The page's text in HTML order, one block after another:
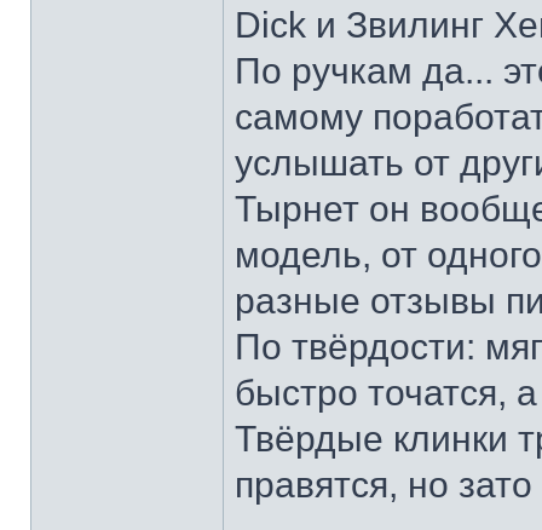
Dick и Звилинг
По ручкам да...
самому
услышать от
Тырнет он
модель, от
разные отзывы
По твёрдости:
быстро точатся,
Твёрдые клинки
правятся, но